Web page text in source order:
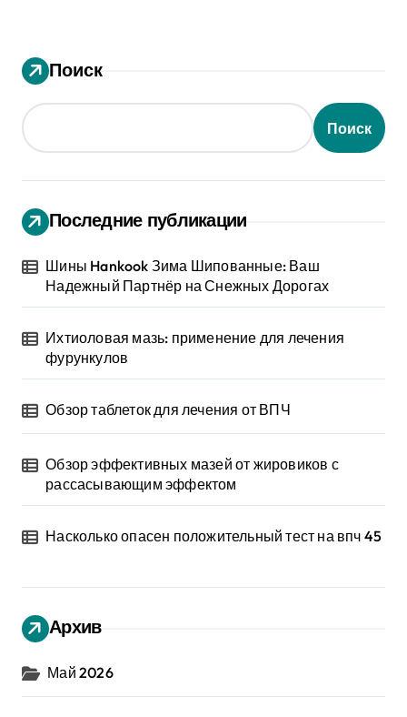
Поиск
Поиск
Последние публикации
Шины Hankook Зима Шипованные: Ваш
Надежный Партнёр на Снежных Дорогах
Ихтиоловая мазь: применение для лечения
фурункулов
Обзор таблеток для лечения от ВПЧ
Обзор эффективных мазей от жировиков с
рассасывающим эффектом
Насколько опасен положительный тест на впч 45
Архив
Май 2026